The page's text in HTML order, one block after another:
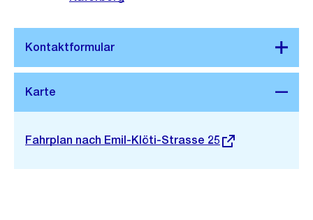
Stadtplan 3D
Externer
Fahrplan nach Emil-Klöti-Strasse 25